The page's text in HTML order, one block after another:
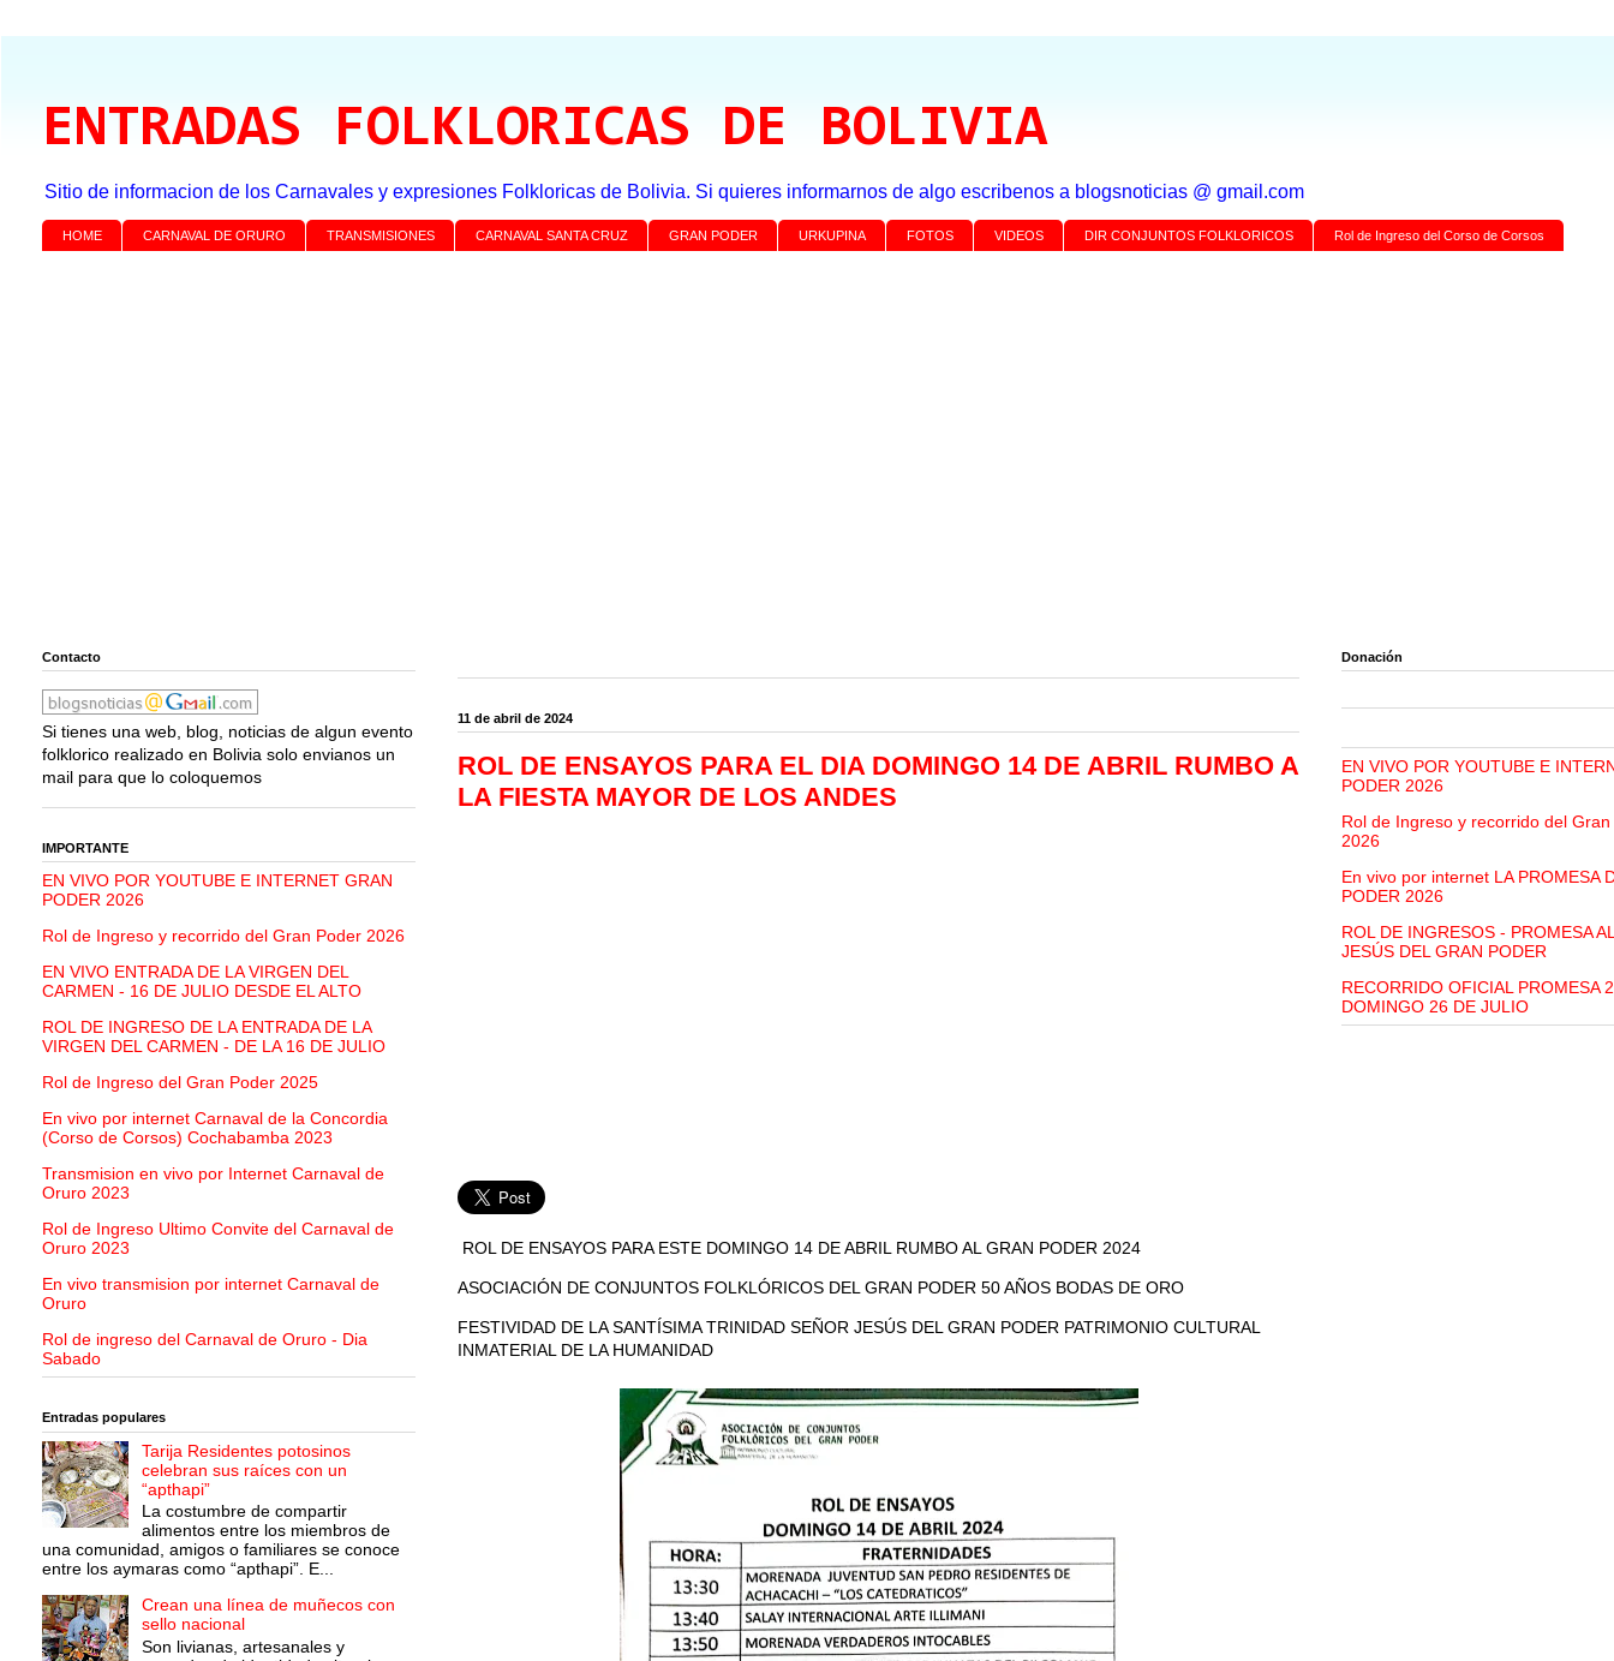
ENTRADAS FOLKLORICAS DE BOLIVIA
Sitio de informacion de los Carnavales y expresiones Folkloricas de Bolivia. Si quieres informarnos de algo escribenos a blogsnoticias @ gmail.com
HOME CARNAVAL DE ORURO TRANSMISIONES CARNAVAL SANTA CRUZ GRAN PODER URKUPINA FOTOS VIDEOS DIR CONJUNTOS FOLKLORICOS Rol de Ingreso del Corso de Corsos
11 de abril de 2024
ROL DE ENSAYOS PARA EL DIA DOMINGO 14 DE ABRIL RUMBO A
LA FIESTA MAYOR DE LOS ANDES
ROL DE ENSAYOS PARA ESTE DOMINGO 14 DE ABRIL RUMBO AL GRAN PODER 2024
ASOCIACIÓN DE CONJUNTOS FOLKLÓRICOS DEL GRAN PODER 50 AÑOS BODAS DE ORO
FESTIVIDAD DE LA SANTÍSIMA TRINIDAD SEÑOR JESÚS DEL GRAN PODER PATRIMONIO CULTURAL
INMATERIAL DE LA HUMANIDAD
Contacto
Si tienes una web, blog, noticias de algun evento
folklorico realizado en Bolivia solo envianos un
mail para que lo coloquemos
IMPORTANTE
EN VIVO POR YOUTUBE E INTERNET GRAN
PODER 2026
Rol de Ingreso y recorrido del Gran Poder 2026
EN VIVO ENTRADA DE LA VIRGEN DEL
CARMEN - 16 DE JULIO DESDE EL ALTO
ROL DE INGRESO DE LA ENTRADA DE LA
VIRGEN DEL CARMEN - DE LA 16 DE JULIO
Rol de Ingreso del Gran Poder 2025
En vivo por internet Carnaval de la Concordia
(Corso de Corsos) Cochabamba 2023
Transmision en vivo por Internet Carnaval de
Oruro 2023
Rol de Ingreso Ultimo Convite del Carnaval de
Oruro 2023
En vivo transmision por internet Carnaval de
Oruro
Rol de ingreso del Carnaval de Oruro - Dia
Sabado
Entradas populares
Tarija Residentes potosinos
celebran sus raíces con un
“apthapi”
La costumbre de compartir
alimentos entre los miembros de
una comunidad, amigos o familiares se conoce
entre los aymaras como “apthapi”. E...
Crean una línea de muñecos con
sello nacional
Son livianas, artesanales y
Donación
EN VIVO POR YOUTUBE E
PODER 2026
Rol de Ingreso y recorrido del
2026
En vivo por internet LA PROMESA
PODER 2026
ROL DE INGRESOS - PROMESA
JESÚS DEL GRAN PODER
RECORRIDO OFICIAL PROMESA
DOMINGO 26 DE JULIO